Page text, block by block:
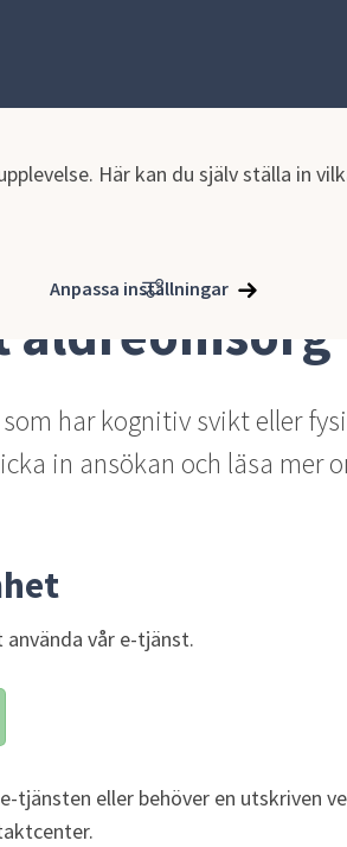
Här kan du själv ställa in
Anpassa inställningar
äldreomsorg
har kognitiv svikt eller
in ansökan och läsa mer
vår e-tjänst.
tjänsten eller behöver en utskriven